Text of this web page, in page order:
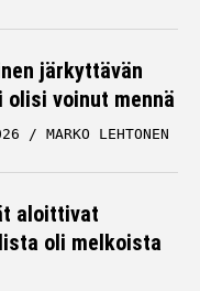
järkyttävän
olisi voinut mennä
MARKO LEHTONEN
aloittivat
oli melkoista